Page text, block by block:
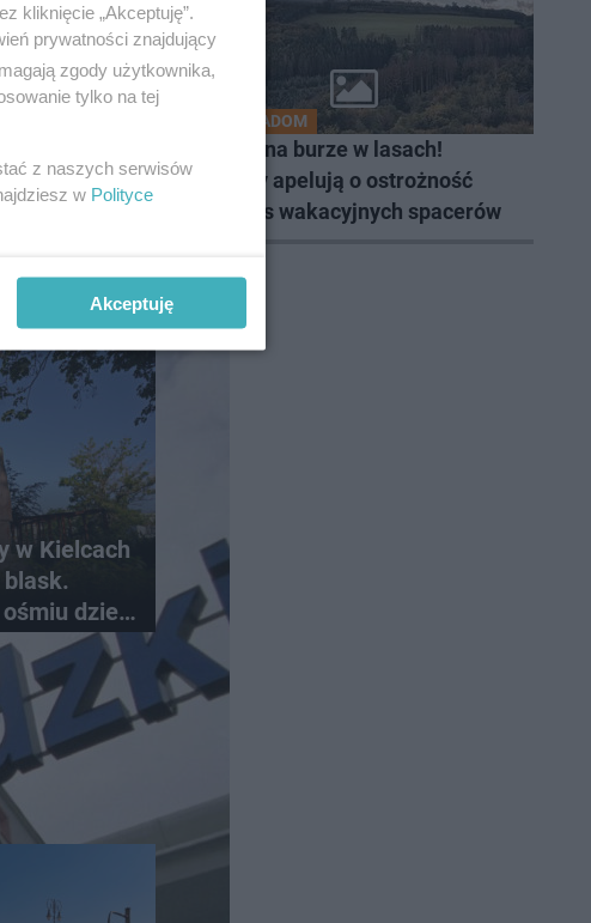
RDLP RADOM
Uwaga na burze w lasach!
Leśnicy apelują o ostrożność
podczas wakacyjnych spacerów
w Kielcach
dzieł
kliknięcie „Akceptuję”.
prywatności znajdujący
zgody użytkownika,
tylko na tej
z naszych serwisów
w Polityce
Akceptuję